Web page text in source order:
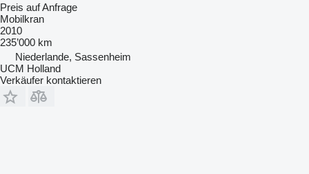
Preis auf Anfrage
Mobilkran
2010
235’000 km
Niederlande, Sassenheim
UCM Holland
Verkäufer kontaktieren